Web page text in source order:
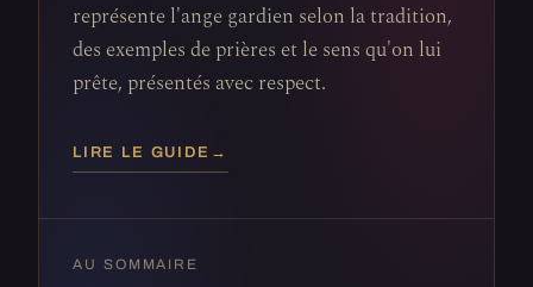
représente l'ange gardien selon la tradition,
des exemples de prières et le sens qu'on lui
prête, présentés avec respect.
LIRE LE GUIDE →
AU SOMMAIRE